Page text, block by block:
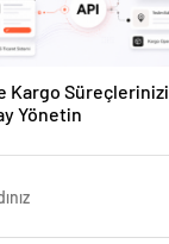
Kargo Süreçlerinizi
Yönetin